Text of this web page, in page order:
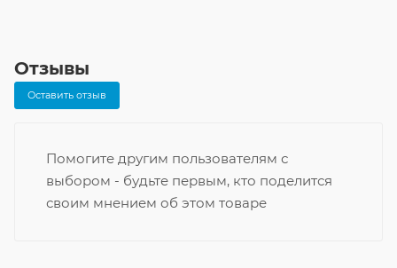
Отзывы
Оставить отзыв
Помогите другим пользователям с
выбором - будьте первым, кто поделится
своим мнением об этом товаре